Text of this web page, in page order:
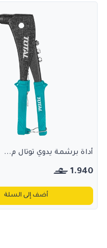
أداة برشمة يدوي توتال م...
1.940
أضف إلى السلة